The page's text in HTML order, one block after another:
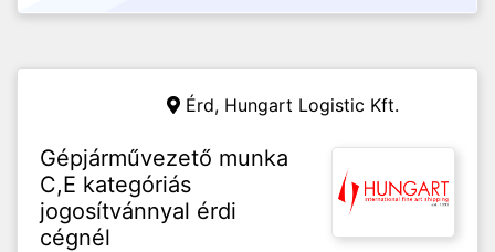
Érd, Hungart Logistic Kft.
Gépjárművezető munka
C,E kategóriás
jogosítvánnyal érdi
cégnél